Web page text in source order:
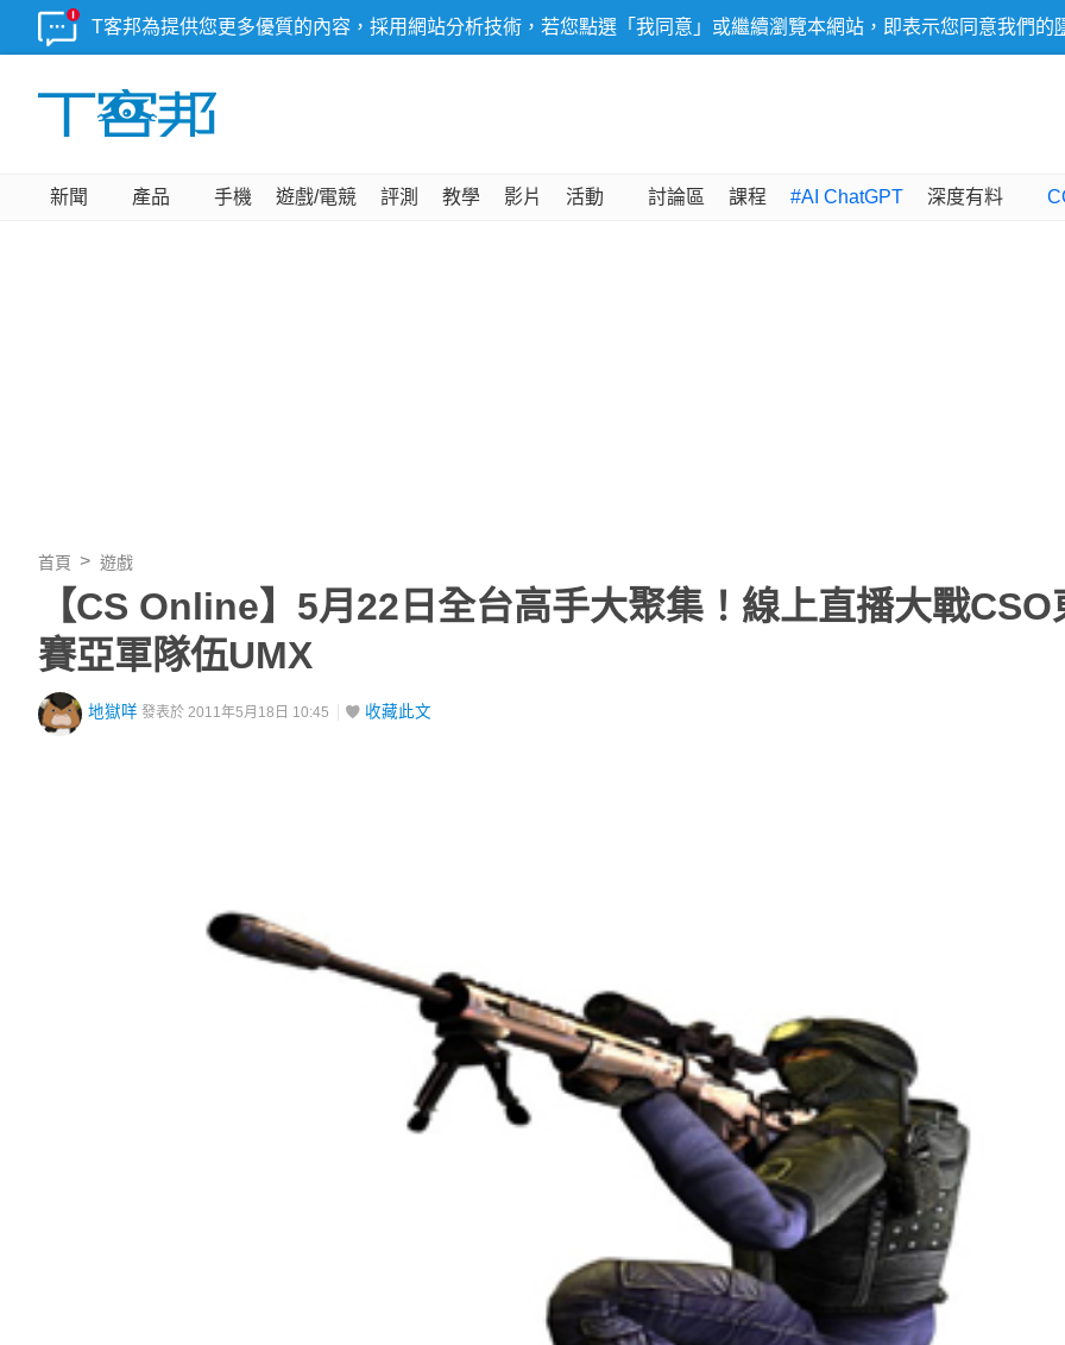
T客邦為提供您更多優質的內容，採用網站分析技術，若您點選「我同意」或繼續瀏覽本網站，即表示您同意我們的
新聞 產品 手機 遊戲/電競 評測 教學 影片 活動 討論區 課程 #AI ChatGPT 深度有料
首頁 遊戲
【CS Online】5月22日全台高手大聚集！線上直播大戰CSO
賽亞軍隊伍UMX
地獄咩 發表於 2011年5月18日 10:45 收藏此文